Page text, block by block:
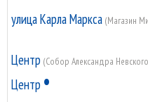
улица Карла Маркса (Магазин
Центр (Собор Александра
Центр •